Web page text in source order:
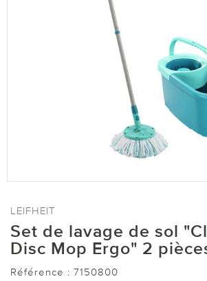
LEIFHEIT
Set de lavage de sol
Disc Mop Ergo" 2
Référence : 7150800